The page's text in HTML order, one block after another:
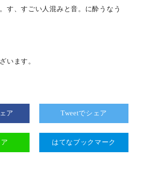
す、すごい人混みと音。に酔うなう
います。
ア Tweetでシェア
はてなブックマーク